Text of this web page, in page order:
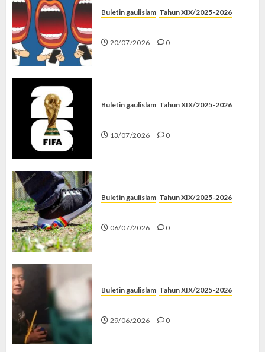
Buletin gaulislam Tahun XIX/2025-2026
20/07/2026 0
Buletin gaulislam Tahun XIX/2025-2026
13/07/2026 0
Buletin gaulislam Tahun XIX/2025-2026
06/07/2026 0
Buletin gaulislam Tahun XIX/2025-2026
29/06/2026 0